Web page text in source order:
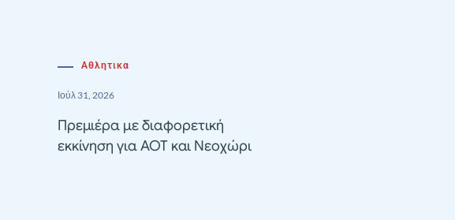
Αθλητικα
Ιούλ 31, 2026
Πρεμιέρα με διαφορετική
εκκίνηση για ΑΟΤ και Νεοχώρι